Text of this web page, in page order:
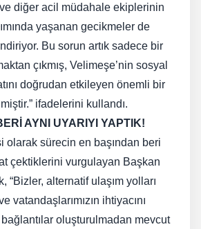
diğer acil müdahale ekiplerinin
yaşanan gecikmeler de
Bu sorun artık sadece bir
çıkmış, Velimeşe’nin sosyal
doğrudan etkileyen önemli bir
ifadelerini kullandı.
AYNI UYARIYI YAPTIK!
olarak sürecin en başından beri
çektiklerini vurgulayan Başkan
“Bizler, alternatif ulaşım yolları
vatandaşlarımızın ihtiyacını
oluşturulmadan mevcut